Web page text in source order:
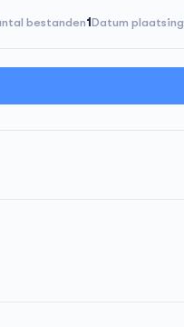
bestanden1Datum plaatsing